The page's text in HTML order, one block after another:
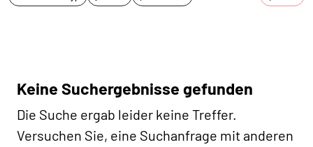
Keine Suchergebnisse gefunden
Die Suche ergab leider keine Treffer.
Versuchen Sie, eine Suchanfrage mit anderen